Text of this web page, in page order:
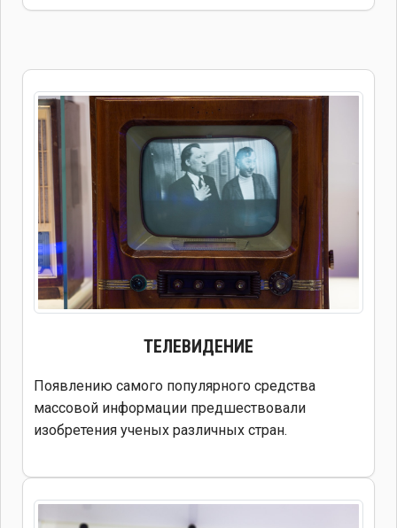
ТЕЛЕВИДЕНИЕ
Появлению самого популярного средства
массовой информации предшествовали
изобретения ученых различных стран.